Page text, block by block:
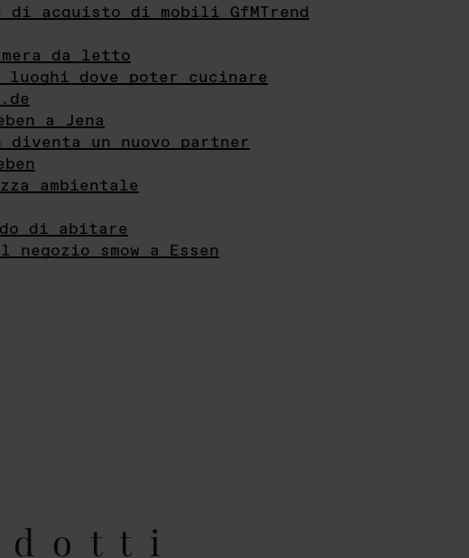
di acquisto di mobili GfMTrend
da letto
luoghi dove poter cucinare
a Jena
diventa un nuovo partner
ambientale
di abitare
smow a Essen